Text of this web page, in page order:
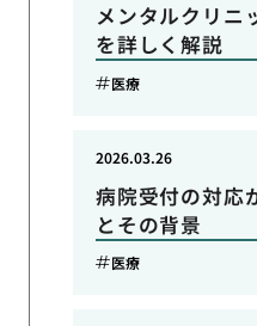
メンタルクリニ
を詳しく解説
医療
病院受付の対応
とその背景
2026.03.26
医療